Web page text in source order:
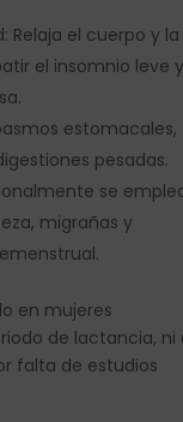
Relaja el cuerpo y la
el insomnio leve
estomacales,
pesadas.
se
migrañas y
en mujeres
de lactancia, ni
falta de estudios